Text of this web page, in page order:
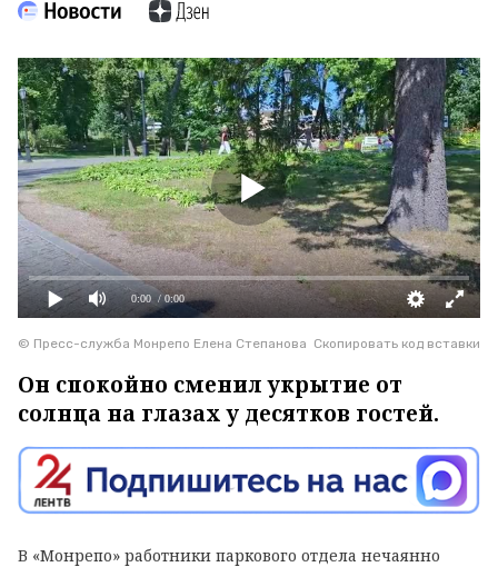
0:00 / 0:00
Скопировать код вставки
© Пресс-служба Монрепо Елена Степанова
Он спокойно сменил укрытие от
солнца на глазах у десятков гостей.
В «Монрепо» работники паркового отдела нечаянно